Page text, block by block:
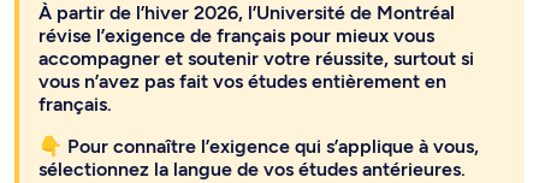
À partir de l’hiver 2026, l’Université de Montréal
révise l’exigence de français pour mieux vous
accompagner et soutenir votre réussite, surtout si
vous n’avez pas fait vos études entièrement en
français.
👇 Pour connaître l’exigence qui s’applique à vous,
sélectionnez la langue de vos études antérieures.